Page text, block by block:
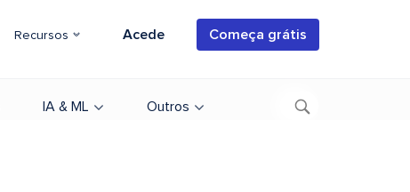
Recursos Acede Começa grátis
IA & ML Outros